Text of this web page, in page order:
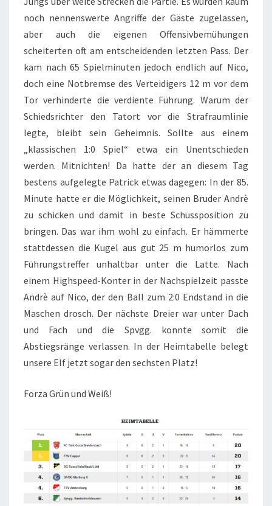
noch nennenswerte Angriffe der Gäste zugelassen,
aber auch die eigenen Offensivbemühungen
scheiterten oft am entscheidenden letzten Pass. Der
kam nach 65 Spielminuten jedoch endlich auf Nico,
doch eine Notbremse des Verteidigers 12 m vor dem
Tor verhinderte die verdiente Führung. Warum der
Schiedsrichter den Tatort vor die Strafraumlinie
legte, bleibt sein Geheimnis. Sollte aus einem
„klassischen 1:0 Spiel“ etwa ein Unentschieden
werden. Mitnichten! Da hatte der an diesem Tag
bestens aufgelegte Patrick etwas dagegen: In der 85.
Minute hatte er die Möglichkeit, seinen Bruder Andrè
zu schicken und damit in beste Schussposition zu
bringen. Das war ihm wohl zu einfach. Er hämmerte
stattdessen die Kugel aus gut 25 m humorlos zum
Führungstreffer unhaltbar unter die Latte. Nach
einem Highspeed-Konter in der Nachspielzeit passte
Andrè auf Nico, der den Ball zum 2:0 Endstand in die
Maschen drosch. Der nächste Dreier war unter Dach
und Fach und die Spvgg. konnte somit die
Abstiegsränge verlassen. In der Heimtabelle belegt
unsere Elf jetzt sogar den sechsten Platz!
Forza Grün und Weiß!